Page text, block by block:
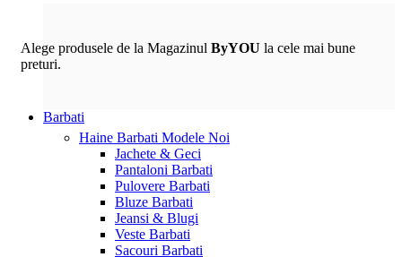
Alege produsele de la Magazinul ByYOU la cele mai bune
preturi.
Barbati
Haine Barbati Modele Noi
Jachete & Geci
Pantaloni Barbati
Pulovere Barbati
Bluze Barbati
Jeansi & Blugi
Veste Barbati
Sacouri Barbati